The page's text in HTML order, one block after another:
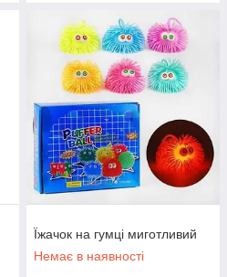
Їжачок на гумці миготливий
Немає в наявності